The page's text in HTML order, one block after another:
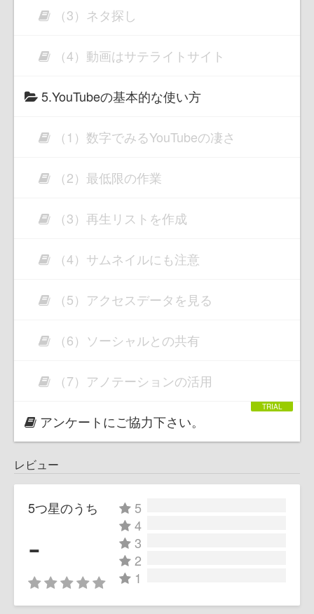
（3）ネタ探し
（4）動画はサテライトサイト
5.YouTubeの基本的な使い方
（1）数字でみるYouTubeの凄さ
（2）最低限の作業
（3）再生リストを作成
（4）サムネイルにも注意
（5）アクセスデータを見る
（6）ソーシャルとの共有
（7）アノテーションの活用
アンケートにご協力下さい。
レビュー
5つ星のうち
-
5
4
3
2
1